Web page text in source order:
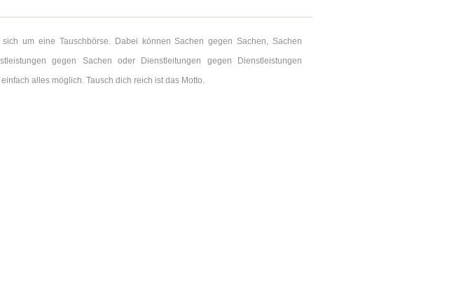
um eine Tauschbörse. Dabei können Sachen gegen Sachen, Sachen
gegen Sachen oder Dienstleitungen gegen Dienstleistungen
alles möglich. Tausch dich reich ist das Motto.